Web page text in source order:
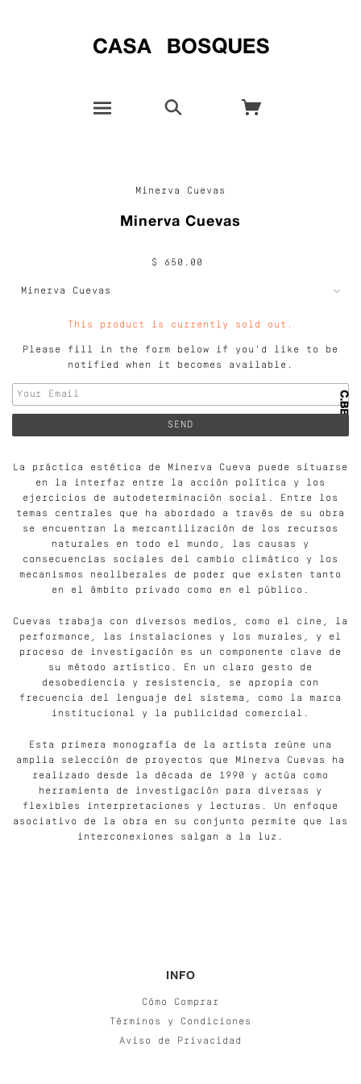
Minerva Cuevas
Minerva Cuevas
$ 650.00
This product is currently sold out.
Please fill in the form below if you'd like to be
notified when it becomes available.
La práctica estética de Minerva Cueva puede situarse
en la interfaz entre la acción política y los
ejercicios de autodeterminación social. Entre los
temas centrales que ha abordado a través de su obra
se encuentran la mercantilización de los recursos
naturales en todo el mundo, las causas y
consecuencias sociales del cambio climático y los
mecanismos neoliberales de poder que existen tanto
en el ámbito privado como en el público.
Cuevas trabaja con diversos medios, como el cine, la
performance, las instalaciones y los murales, y el
proceso de investigación es un componente clave de
su método artístico. En un claro gesto de
desobediencia y resistencia, se apropia con
frecuencia del lenguaje del sistema, como la marca
institucional y la publicidad comercial.
Esta primera monografía de la artista reúne una
amplia selección de proyectos que Minerva Cuevas ha
realizado desde la década de 1990 y actúa como
herramienta de investigación para diversas y
flexibles interpretaciones y lecturas. Un enfoque
asociativo de la obra en su conjunto permite que las
interconexiones salgan a la luz.
INFO
Cómo Comprar
Términos y Condiciones
Aviso de Privacidad